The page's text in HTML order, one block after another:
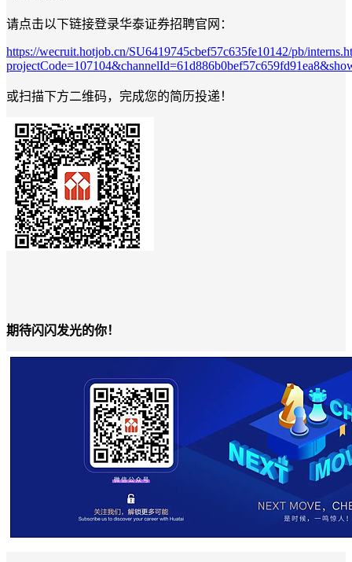
请点击以下链接登录华泰证券招聘官网：
https://wecruit.hotjob.cn/SU6419745cbef57c635fe10142/pb/
或扫描下方二维码，完成您的简历投递！
期待闪闪发光的你！